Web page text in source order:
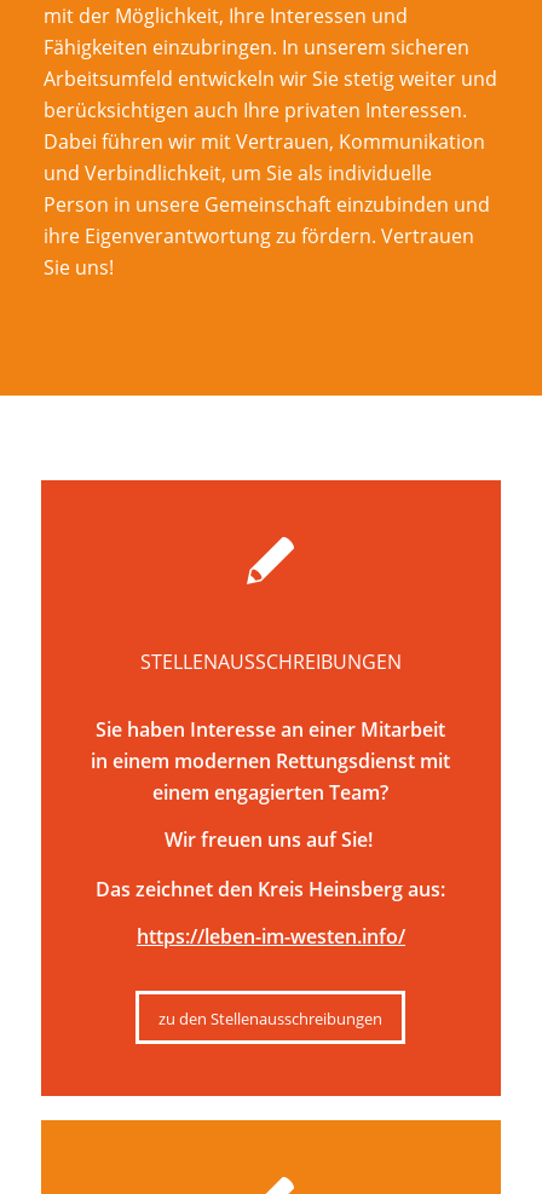
mit der Möglichkeit, Ihre Interessen und
Fähigkeiten einzubringen. In unserem sicheren
Arbeitsumfeld entwickeln wir Sie stetig weiter und
berücksichtigen auch Ihre privaten Interessen.
Dabei führen wir mit Vertrauen, Kommunikation
und Verbindlichkeit, um Sie als individuelle
Person in unsere Gemeinschaft einzubinden und
ihre Eigenverantwortung zu fördern. Vertrauen
Sie uns!
STELLENAUSSCHREIBUNGEN
Sie haben Interesse an einer Mitarbeit
in einem modernen Rettungsdienst mit
einem engagierten Team?
Wir freuen uns auf Sie!
Das zeichnet den Kreis Heinsberg aus:
https://leben-im-westen.info/
zu den Stellenausschreibungen